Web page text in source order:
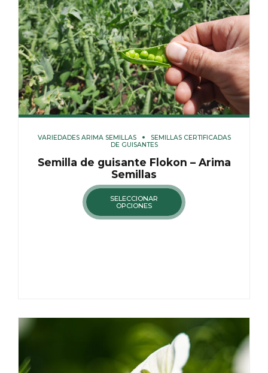
VARIEDADES ARIMA SEMILLAS
SEMILLAS CERTIFICADAS
DE GUISANTES
Semilla de guisante Flokon – Arima
Semillas
SELECCIONAR
OPCIONES